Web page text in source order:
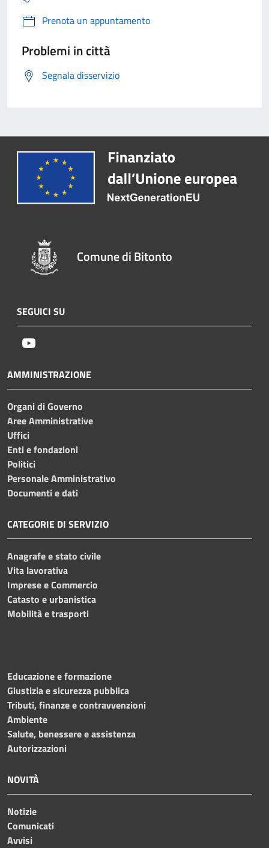
Prenota un appuntamento
Problemi in città
Segnala disservizio
Comune di Bitonto
SEGUICI SU
AMMINISTRAZIONE
Organi di Governo
Aree Amministrative
Uffici
Enti e fondazioni
Politici
Personale Amministrativo
Documenti e dati
CATEGORIE DI SERVIZIO
Anagrafe e stato civile
Vita lavorativa
Imprese e Commercio
Catasto e urbanistica
Mobilità e trasporti
Educazione e formazione
Giustizia e sicurezza pubblica
Tributi, finanze e contravvenzioni
Ambiente
Salute, benessere e assistenza
Autorizzazioni
NOVITÀ
Notizie
Comunicati
Avvisi